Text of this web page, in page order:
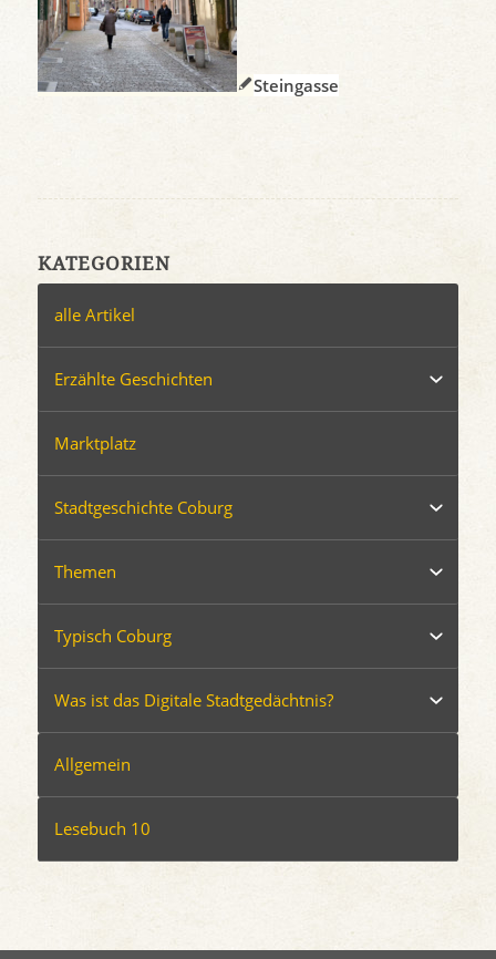
Steingasse
KATEGORIEN
alle Artikel
Erzählte Geschichten
Marktplatz
Stadtgeschichte Coburg
Themen
Typisch Coburg
Was ist das Digitale Stadtgedächtnis?
Allgemein
Lesebuch 10